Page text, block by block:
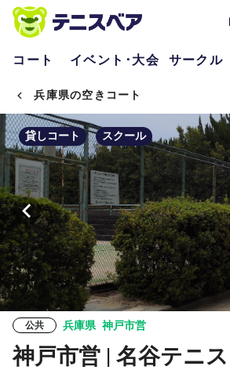
コート イベント･大会 サークル
兵庫県の空きコート
貸しコート スクール
公共 兵庫県 神戸市営
神戸市営 | 名谷テニ